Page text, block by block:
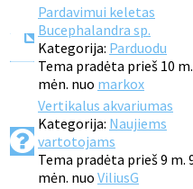
Pardavimui keletas
Bucephalandra sp.
Kategorija: Parduodu
Tema pradėta prieš 10
mėn. nuo markox
Vertikalus akvariumas
Kategorija: Naujiems
vartotojams
Tema pradėta prieš 9 m.
mėn. nuo ViliusG